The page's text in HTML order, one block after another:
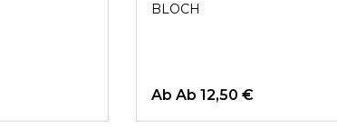
BLOCH
Ab Ab 12,50 €